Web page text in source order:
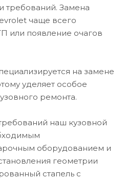
требований. Замена
чаще всего
или появление очагов
на замене
уделяет особое
ремонта.
наш кузовной
оборудованием и
геометрии
стапель с